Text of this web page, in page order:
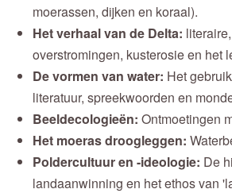
moerassen, dijken en koraal).
Het verhaal van de Delta:
overstromingen, kusterosie en het
De vormen van water: Het
literatuur, spreekwoorden en
Beeldecologieën: Ontmoetingen
Het moeras droogleggen:
Poldercultuur en -ideologie: De
landaanwinning en het ethos van